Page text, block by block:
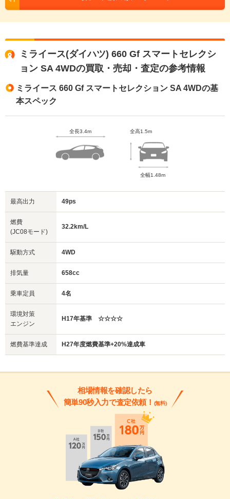
ミライース(ダイハツ) 660 Gf スマートセレクシ
ョン SA 4WDの買取・売却・査定の参考情報
ミライース 660 Gf スマートセレクション SA 4WDの基
本スペック
全長3.4m 全高1.5m
全幅1.48m
最高出力 49ps
燃費
(JC08モード)
32.2km/L
駆動方式 4WD
排気量 658cc
乗車定員 4名
環境対策
エンジン
H17年基準 ☆☆☆☆
燃費基準達成 H27年度燃費基準+20%達成車
相場情報を確認したら
簡単90秒入力で査定依頼！ (無料)